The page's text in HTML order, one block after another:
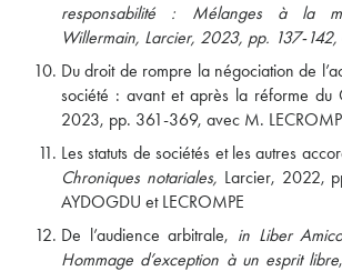
responsabilité : Mélanges à la
Willermain, Larcier, 2023, pp. 137-142,
Du droit de rompre la négociation de
société : avant et après la réforme du
2023, pp. 361-369, avec M.
Les statuts de sociétés et les autres
Chroniques notariales, Larcier, 2022,
AYDOGDU et LECROMPE
De l’audience arbitrale, in Liber
Hommage d’exception à un esprit libre